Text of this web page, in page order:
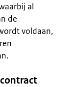
al
de
voldaan,